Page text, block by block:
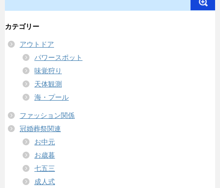
カテゴリー
アウトドア
パワースポット
味覚狩り
天体観測
海・プール
ファッション関係
冠婚葬祭関連
お中元
お歳暮
七五三
成人式